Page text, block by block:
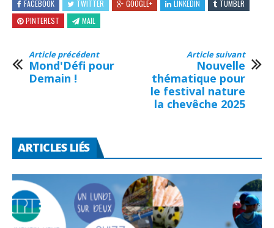
FACEBOOK TWITTER GOOGLE+ LINKEDIN
TUMBLR
PINTEREST
MAIL
Article précédent
Mond'Défi pour
Demain !
Article suivant
Nouvelle
thématique pour
le festival nature
la chevêche 2025
ARTICLES LIÉS